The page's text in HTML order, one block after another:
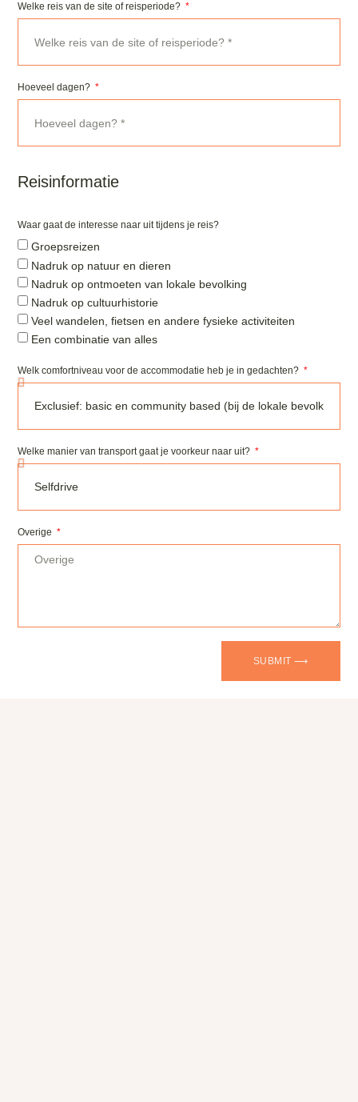
Welke reis van de site of reisperiode?
Hoeveel dagen?
Reisinformatie
Waar gaat de interesse naar uit tijdens je reis?
Groepsreizen
Nadruk op natuur en dieren
Nadruk op ontmoeten van lokale bevolking
Nadruk op cultuurhistorie
Veel wandelen, fietsen en andere fysieke activiteiten
Een combinatie van alles
Welk comfortniveau voor de accommodatie heb je in gedachten?
Welke manier van transport gaat je voorkeur naar uit?
Overige
SUBMIT ⟶